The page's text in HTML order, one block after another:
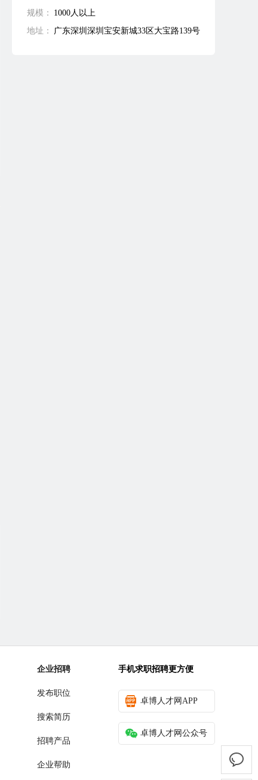
规模：
1000人以上
地址：
广东深圳深圳宝安新城33区大宝路139号
企业招聘
发布职位
搜索简历
招聘产品
企业帮助
手机求职招聘更方便
卓博人才网APP
卓博人才网公众号